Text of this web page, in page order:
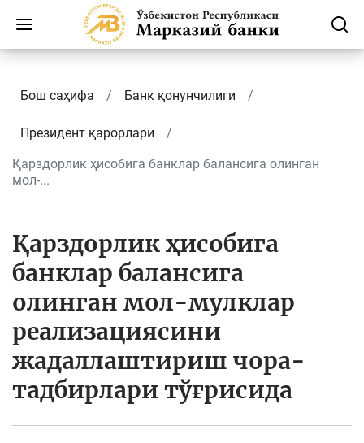
Бош саҳифа Банк қонунчилиги
Президент қарорлари
Қарздорлик ҳисобига банклар балансига олинган
мол-...
Қарздорлик ҳисобига
банклар балансига
олинган мол-мулклар
реализациясини
жадаллаштириш чора-
тадбирлари тўғрисида